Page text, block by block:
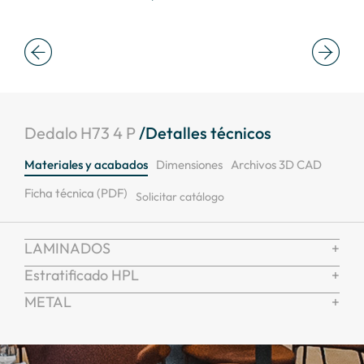
Dedalo H73 4 P /Detalles técnicos
Materiales y acabados Dimensiones Archivos 3D CAD
Ficha técnica (PDF)
Solicitar catálogo
LAMINADOS
Estratificado HPL
METAL